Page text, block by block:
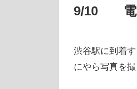
9/10 電
渋谷駅に到着
にやら写真を